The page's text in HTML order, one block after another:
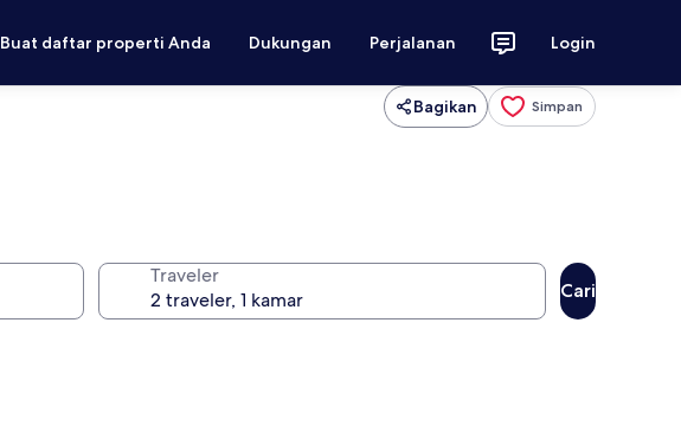
Buat daftar properti Anda Dukungan Perjalanan Login
Bagikan Simpan
Traveler
Cari